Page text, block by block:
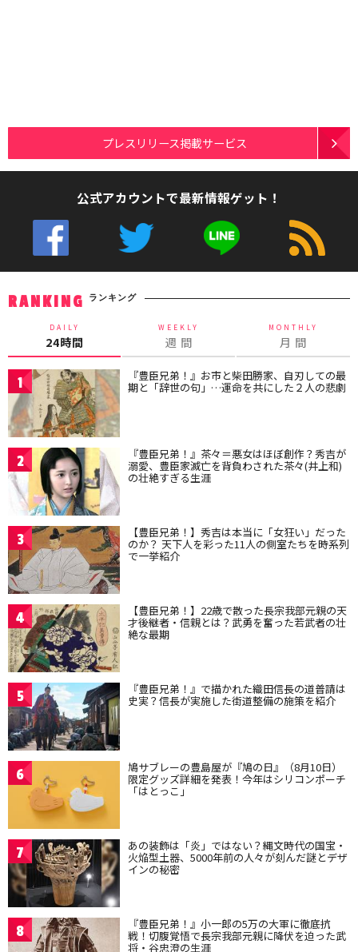
プレスリリース掲載サービス
公式アカウントで最新情報ゲット！
RANKING ランキング
DAILY
24時間
WEEKLY
週 間
MONTHLY
月 間
1 『豊臣兄弟！』お市と柴田勝家、自刃しての最
期と「辞世の句」…運命を共にした２人の悲劇
2 『豊臣兄弟！』茶々＝悪女はほぼ創作？秀吉が
溺愛、豊臣家滅亡を背負わされた茶々(井上和)
の壮絶すぎる生涯
3 【豊臣兄弟！】秀吉は本当に「女狂い」だった
のか？ 天下人を彩った11人の側室たちを時系列
で一挙紹介
4 【豊臣兄弟！】22歳で散った長宗我部元親の天
才後継者・信親とは？武勇を奮った若武者の壮
絶な最期
5 『豊臣兄弟！』で描かれた織田信長の道普請は
史実？信長が実施した街道整備の施策を紹介
6 鳩サブレーの豊島屋が『鳩の日』（8月10日）
限定グッズ詳細を発表！今年はシリコンポーチ
「はとっこ」
7 あの装飾は「炎」ではない？縄文時代の国宝・
火焔型土器、5000年前の人々が刻んだ謎とデザ
インの秘密
8 『豊臣兄弟！』小一郎の5万の大軍に徹底抗
戦！切腹覚悟で長宗我部元親に降伏を迫った武
将・谷忠澄の生涯